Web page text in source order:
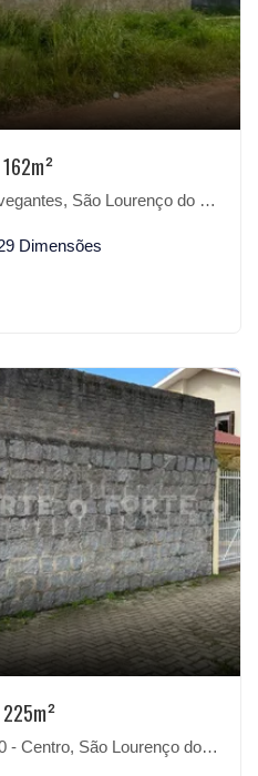
São Lourenço do Sul-RS
Dimensões
São Lourenço do Sul-RS